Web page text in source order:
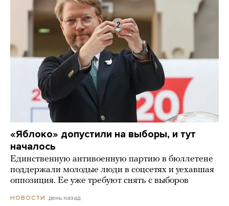
«Яблоко» допустили на выборы, и тут
началось
Единственную антивоенную партию в бюллетене
поддержали молодые люди в соцсетях и уехавшая
оппозиция. Ее уже требуют снять с выборов
НОВОСТИ день назад